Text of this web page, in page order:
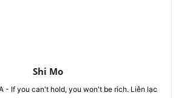
Shi Mo
- If you can't hold, you won't be rich. Liên lạc